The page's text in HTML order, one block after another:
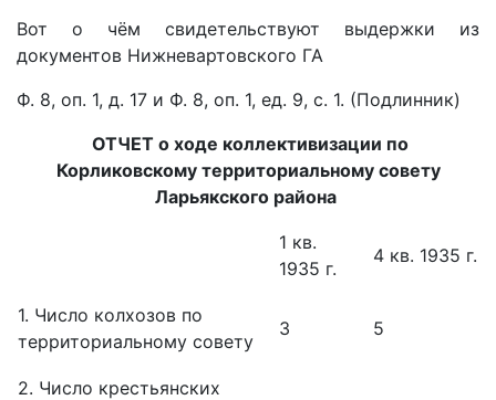
Вот о чём свидетельствуют выдержки из
документов Нижневартовского ГА
Ф. 8, оп. 1, д. 17 и Ф. 8, оп. 1, ед. 9, с. 1. (Подлинник)
ОТЧЕТ о ходе коллективизации по
Корликовскому территориальному совету
Ларьякского района
1 кв.
1935 г.
4 кв. 1935 г.
1. Число колхозов по
территориальному совету
3 5
2. Число крестьянских